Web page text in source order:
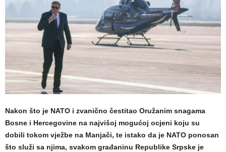
Nakon što je NATO i zvanično čestitao Oružanim snagama
Bosne i Hercegovine na najvišoj mogućoj ocjeni koju su
dobili tokom vježbe na Manjači, te istako da je NATO ponosan
što služi sa njima, svakom građaninu Republike Srpske je